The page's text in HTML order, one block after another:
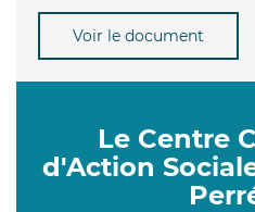
Voir le document
Le Centre
d'Action